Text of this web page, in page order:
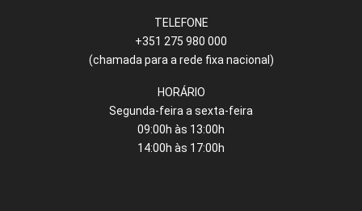
TELEFONE
+351 275 980 000
(chamada para a rede fixa nacional)
HORÁRIO
Segunda-feira a sexta-feira
09:00h às 13:00h
14:00h às 17:00h